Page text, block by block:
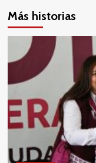
Más historias